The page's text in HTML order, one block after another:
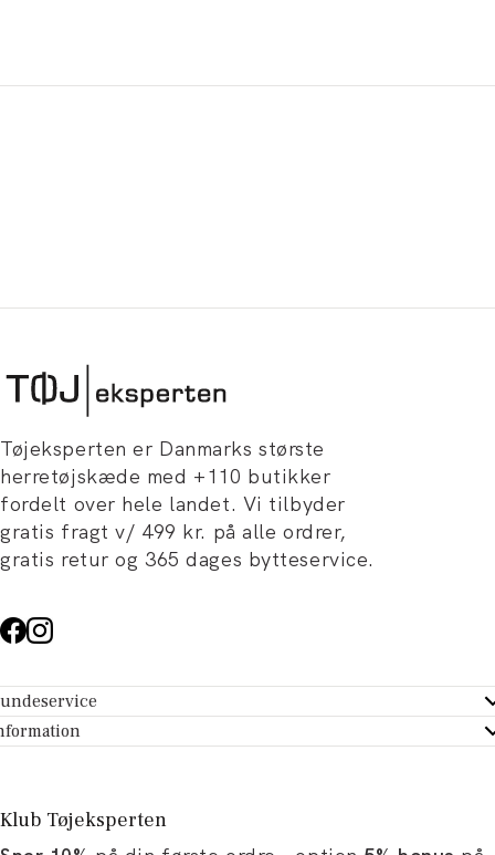
Tøjeksperten er Danmarks største
herretøjskæde med +110 butikker
fordelt over hele landet. Vi tilbyder
gratis fragt v/ 499 kr. på alle ordrer,
gratis retur og 365 dages bytteservice.
- Hjælpecenter
dit køb
Tøjeksperten
og artikler
Klub Tøjeksperten